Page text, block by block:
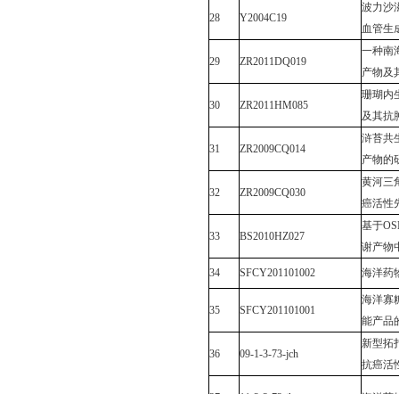
28 Y2004C19
波力沙
血管生
29 ZR2011DQ019
一种南
产物及
30 ZR2011HM085
珊瑚内
及其抗
31 ZR2009CQ014
浒苔共
产物的
32 ZR2009CQ030
黄河三
癌活性
33 BS2010HZ027
基于
谢产物
34 SFCY201101002 海洋药
35 SFCY201101001
海洋寡
能产品
36 09-1-3-73-jch
新型拓
抗癌活